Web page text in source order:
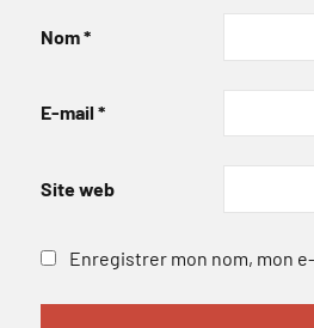
Nom*
E-mail *
Site web
Enregistrer mon nom, mon